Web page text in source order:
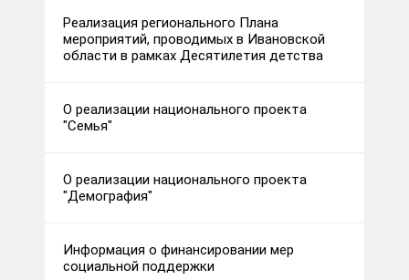
Реализация регионального Плана
мероприятий, проводимых в Ивановской
области в рамках Десятилетия детства
О реализации национального проекта
"Семья"
О реализации национального проекта
"Демография"
Информация о финансировании мер
социальной поддержки